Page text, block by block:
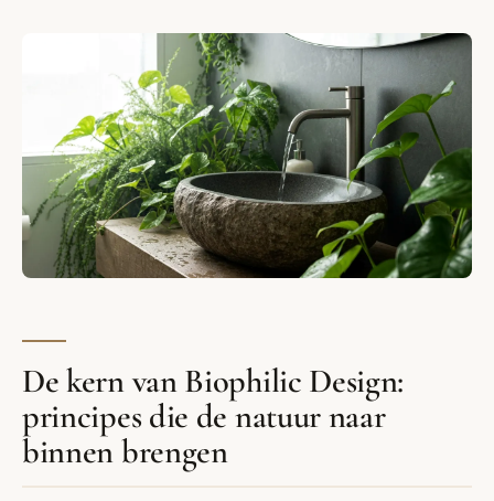
De kern van Biophilic Design:
principes die de natuur naar
binnen brengen